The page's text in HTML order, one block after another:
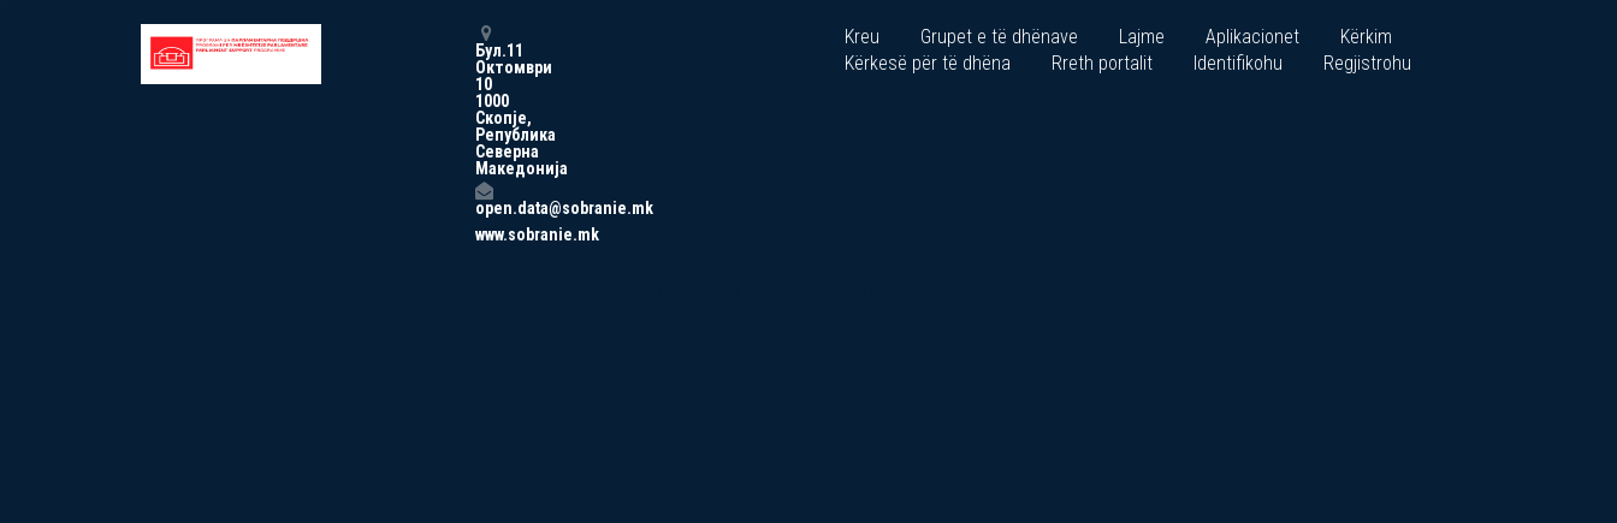
Бул.11
Октомври
10
1000
Скопје,
Република
Северна
Македонија
open.data@sobranie.mk
www.sobranie.mk
Kreu Grupet e të dhënave Lajme Aplikacionet
Kërkim
Kërkesë për të dhëna
Rreth portalit Identifikohu Regjistrohu